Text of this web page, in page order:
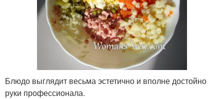
Блюдо выглядит весьма эстетично и вполне достойно
руки профессионала.